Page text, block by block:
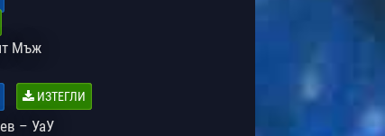
Мъж
ИЗТЕГЛИ
– УаУ